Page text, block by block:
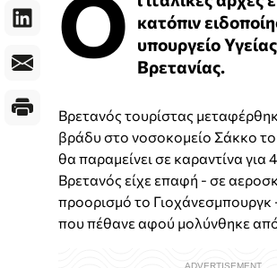
Ο κατόπιν
υπουργείο
Βρετανίας.
Βρετανός τουρίστας
βράδυ στο νοσοκομείο Σάκκο
θα παραμείνει σε καραντίνα για
Βρετανός είχε επαφή - σε
προορισμό το Γιοχάνεσμπουργκ
που πέθανε αφού μολύνθηκε